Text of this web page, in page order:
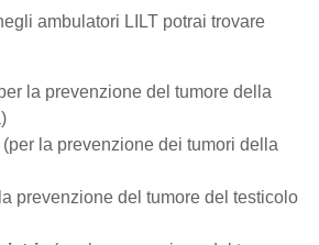
ambulatori LILT potrai trovare
la prevenzione del tumore della
(per la prevenzione dei tumori della
prevenzione del tumore del testicolo